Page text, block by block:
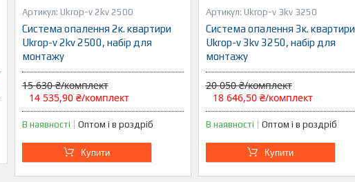
Ukrop-v 2kv 2500
Система опалення 2к. квартири
Ukrop-v 2kv 2500, набір для
монтажу
15 630 ₴/комплект
14 535,90 ₴/комплект
В наявності Оптом і в роздріб
Купити
Ukrop-v 3kv 3250
Система опалення 3к. квартири
Ukrop-v 3kv 3250, набір для
монтажу
20 050 ₴/комплект
18 646,50 ₴/комплект
В наявності Оптом і в роздріб
Купити